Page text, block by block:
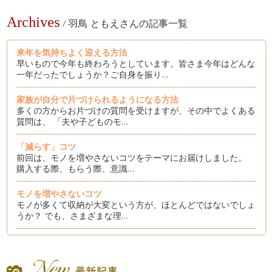
Archives / 羽鳥 ともえさんの記事一覧
来年を気持ちよく迎える方法
早いもので今年も終わろうとしています。皆さま今年はどんな
一年だったでしょうか？ご自身を振り…
家族が自分で片づけられるようになる方法
多くの方からお片づけの質問を受けますが、その中でよくある
質問は、 「夫や子どものモ…
「減らす」コツ
前回は、モノを増やさないコツをテーマにお届けしました。
購入する際、もらう際、意識…
モノを増やさないコツ
モノが多くて収納が大変という方が、ほとんどではないでしょ
うか？ でも、さまざまな理…
の基でもあります。 聞いた…